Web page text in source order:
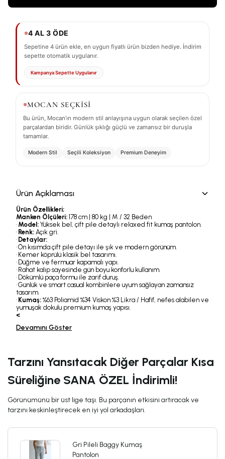
4 AL 3 ÖDE
Sepetine 4 ürün ekle, en uygun fiyatlı ürün bizden hediye. İndirim
sepette otomatik uygulanır.
Kampanya Sepette Uygulanır
MOCAN SEÇKİSİ
Bu ürün, Mocan’ın modern stil anlayışına uygun olarak seçilen özel
parçalardan biridir. Günlük şıklığı güçlü ve zamansız bir duruşla
tamamlar.
Modern Stil Seçili Koleksiyon Premium Deneyim
Ürün Açıklaması
Ürün Özellikleri;
Manken Ölçüleri: 178 cm | 80 kg | M / 32 Beden
• Model: Yüksek bel, çift pile detaylı relaxed fit kumaş pantolon.
• Renk: Açık gri.
• Detaylar:
• Ön kısımda çift pile detayı ile şık ve modern görünüm.
• Kemer köprülü klasik bel tasarımı.
• Düğme ve fermuar kapamalı yapı.
• Rahat kalıp sayesinde gün boyu konforlu kullanım.
• Dökümlü paça formu ile zarif duruş.
• Günlük ve smart casual kombinlere uyum sağlayan zamansız
tasarım.
• Kumaş: %63 Poliamid %34 Viskon %3 Likra / Hafif, nefes alabilen ve
yumuşak dokulu premium kumaş yapısı.
<
Devamını Göster
Tarzını Yansıtacak Diğer Parçalar Kısa
Süreliğine SANA ÖZEL İndirimli!
Görünümünü bir üst lige taşı. Bu parçanın etkisini artıracak ve
tarzını keskinleştirecek en iyi yol arkadaşları.
Gri Pileli Baggy Kumaş
Pantolon